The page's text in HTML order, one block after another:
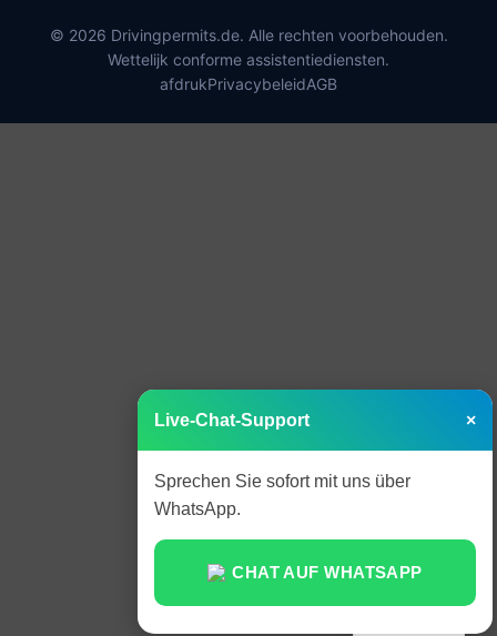
© 2026 Drivingpermits.de. Alle rechten voorbehouden.
Wettelijk conforme assistentiediensten.
afdrukPrivacybeleidAGB
Live-Chat-Support ×
Sprechen Sie sofort mit uns über
WhatsApp.
CHAT AUF WHATSAPP